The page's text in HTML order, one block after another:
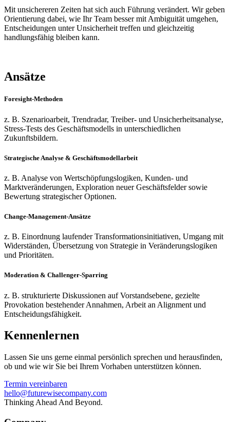
Mit unsichereren Zeiten hat sich auch Führung verändert. Wir geben
Orientierung dabei, wie Ihr Team besser mit Ambiguität umgehen,
Entscheidungen unter Unsicherheit treffen und gleichzeitig
handlungsfähig bleiben kann.
Ansätze
Foresight-Methoden
z. B. Szenarioarbeit, Trendradar, Treiber- und Unsicherheitsanalyse,
Stress-Tests des Geschäftsmodells in unterschiedlichen
Zukunftsbildern.
Strategische Analyse & Geschäftsmodellarbeit
z. B. Analyse von Wertschöpfungslogiken, Kunden- und
Marktveränderungen, Exploration neuer Geschäftsfelder sowie
Bewertung strategischer Optionen.
Change-Management-Ansätze
z. B. Einordnung laufender Transformationsinitiativen, Umgang mit
Widerständen, Übersetzung von Strategie in Veränderungslogiken
und Prioritäten.
Moderation & Challenger-Sparring
z. B. strukturierte Diskussionen auf Vorstandsebene, gezielte
Provokation bestehender Annahmen, Arbeit an Alignment und
Entscheidungsfähigkeit.
Kennenlernen
Lassen Sie uns gerne einmal persönlich sprechen und herausfinden,
ob und wie wir Sie bei Ihrem Vorhaben unterstützen können.
Termin vereinbaren
hello@futurewisecompany.com
Thinking Ahead And Beyond.